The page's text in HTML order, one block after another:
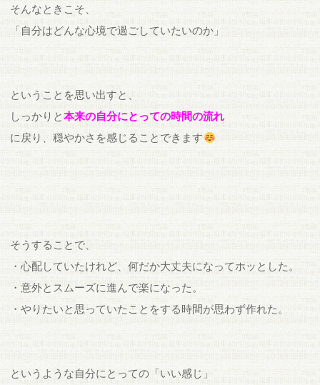
そんなときこそ、
「自分はどんな心境で過ごしていたいのか」
ということを思い出すと、
しっかりと本来の自分にとっての時間の流れ
に戻り、穏やかさを感じることできます
そうすることで、
・心配していたけれど、何だか大丈夫になってホッとした。
・意外とスムーズに進んで楽になった。
・やりたいと思っていたことをする時間が思わず作れた。
というような自分にとっての「いい感じ」